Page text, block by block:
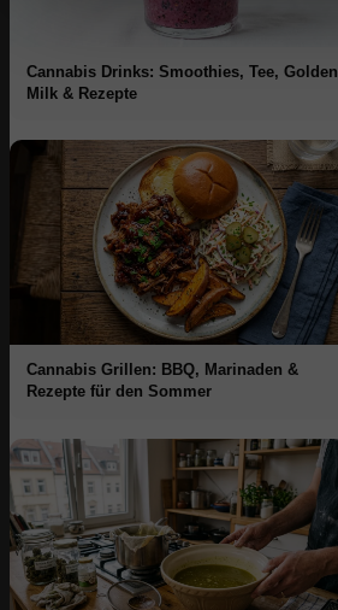
Cannabis Drinks: Smoothies, Tee, Golden
Milk & Rezepte
Cannabis Grillen: BBQ, Marinaden &
Rezepte für den Sommer